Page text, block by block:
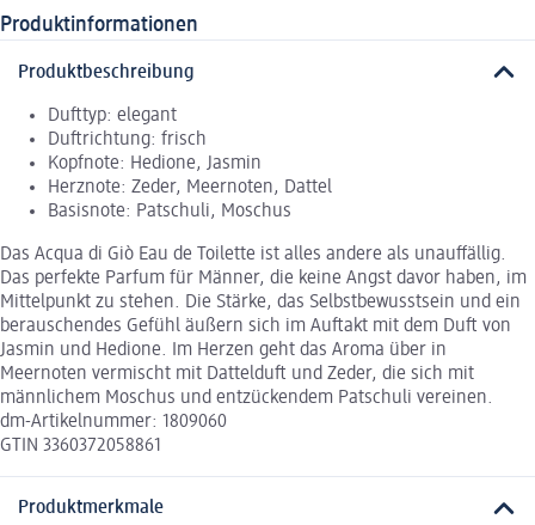
Produktinformationen
Produktbeschreibung
Dufttyp: elegant
Duftrichtung: frisch
Kopfnote: Hedione, Jasmin
Herznote: Zeder, Meernoten, Dattel
Basisnote: Patschuli, Moschus
Das Acqua di Giò Eau de Toilette ist alles andere als unauffällig.
Das perfekte Parfum für Männer, die keine Angst davor haben, im
Mittelpunkt zu stehen. Die Stärke, das Selbstbewusstsein und ein
berauschendes Gefühl äußern sich im Auftakt mit dem Duft von
Jasmin und Hedione. Im Herzen geht das Aroma über in
Meernoten vermischt mit Dattelduft und Zeder, die sich mit
männlichem Moschus und entzückendem Patschuli vereinen.
dm-Artikelnummer: 1809060
GTIN 3360372058861
Produktmerkmale